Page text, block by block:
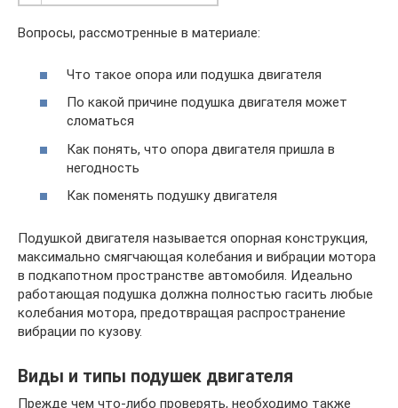
Вопросы, рассмотренные в материале:
Что такое опора или подушка двигателя
По какой причине подушка двигателя может
сломаться
Как понять, что опора двигателя пришла в
негодность
Как поменять подушку двигателя
Подушкой двигателя называется опорная конструкция,
максимально смягчающая колебания и вибрации мотора
в подкапотном пространстве автомобиля. Идеально
работающая подушка должна полностью гасить любые
колебания мотора, предотвращая распространение
вибрации по кузову.
Виды и типы подушек двигателя
Прежде чем что-либо проверять, необходимо также